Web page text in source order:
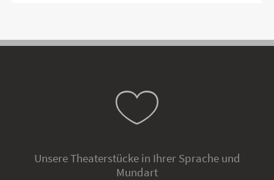
Unsere Theaterstücke in Ihrer Sprache und
Mundart